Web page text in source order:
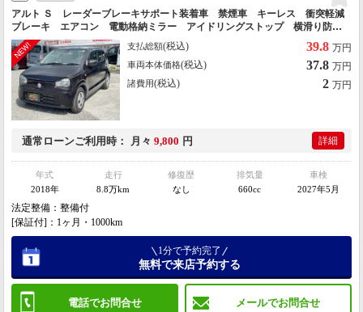
アルト Ｓ レーダーブレーキサポート装着車 禁煙車 キーレス 衝突軽減
ブレーキ エアコン 電動格納ミラー アイドリングストップ 横滑り防止
装置 シートヒーター ＣＤ ラジオ オーディオ ヘッドライトレベライ
ザー
支払総額(税込) 39.8 万円
車両本体価格(税込) 37.8 万円
諸費用(税込) 2 万円
通常ローンご利用時 月々 9,800 円 詳細
年式
2018年
走行
8.8万km
修復歴
なし
排気量
660cc
車検
2027年5月
法定整備：整備付
[保証付]：1ヶ月・1000km
電話でお問合せ メールでお問合せ
1分で予約完了
無料で来店予約する